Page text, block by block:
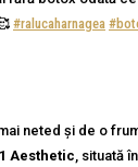
#ralucaharnagea
neted și de o
Aesthetic , situată în